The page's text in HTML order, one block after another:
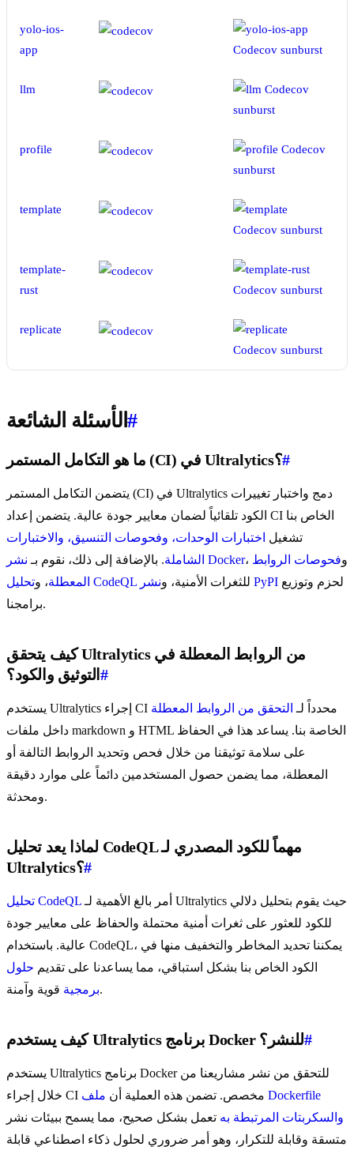
yolo-ios-
app
llm
profile
template
template-
rust
replicate
الأسئلة الشائعة#
ما هو التكامل المستمر (CI) في Ultralytics؟#
يتضمن التكامل المستمر (CI) في Ultralytics دمج واختبار تغييرات
الكود تلقائياً لضمان معايير جودة عالية. يتضمن إعداد CI الخاص بنا
تشغيل اختبارات الوحدات، وفحوصات التنسيق، والاختبارات
الشاملة. بالإضافة إلى ذلك، نقوم بـ نشر Docker ، وفحوصات الروابط
المعطلة، و تحليل CodeQL للثغرات الأمنية، و نشر PyPI
برامجنا.
كيف يتحقق Ultralytics من الروابط المعطلة في
التوثيق والكود؟ #
يستخدم Ultralytics إجراء CI محدداً لـ التحقق من الروابط المعطلة
داخل ملفات markdown و HTML الخاصة بنا. يساعد هذا في الحفاظ
على سلامة توثيقنا من خلال فحص وتحديد الروابط التالفة أو
المعطلة، مما يضمن حصول المستخدمين دائماً على موارد دقيقة
ومحدثة.
لماذا يعد تحليل CodeQL مهماً للكود المصدري لـ
Ultralytics؟#
تحليل CodeQL
للكود للعثور على ثغرات أمنية محتملة والحفاظ على معايير جودة
عالية. باستخدام CodeQL، يمكننا تحديد المخاطر والتخفيف منها في
الكود الخاص بنا بشكل استباقي، مما يساعدنا على تقديم حلول
برمجيةقوية وآمنة.
كيف يستخدم Ultralytics برنامج Docker للنشر؟#
يستخدم Ultralytics برنامج Docker للتحقق من نشر مشاريعنا من
خلال إجراء CI مخصص. تضمن هذه العملية أن ملف Dockerfile
والسكربتات المرتبطة به تعمل بشكل صحيح، مما يسمح ببيئات نشر
متسقة وقابلة للتكرار، وهو أمر ضروري لحلول ذكاء اصطناعي قابلة